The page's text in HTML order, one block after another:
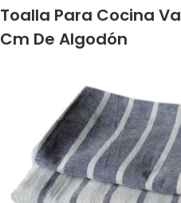
Toalla Para Cocina
Cm De Algodón